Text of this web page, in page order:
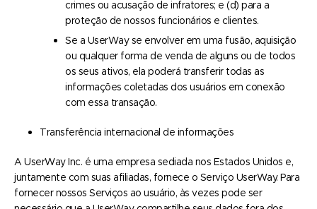
crimes ou acusação de infratores; e (d) para a
proteção de nossos funcionários e clientes.
Se a UserWay se envolver em uma fusão, aquisição
ou qualquer forma de venda de alguns ou de todos
os seus ativos, ela poderá transferir todas as
informações coletadas dos usuários em conexão
com essa transação.
Transferência internacional de informações
A UserWay Inc. é uma empresa sediada nos Estados Unidos e,
juntamente com suas afiliadas, fornece o Serviço UserWay. Para
fornecer nossos Serviços ao usuário, às vezes pode ser